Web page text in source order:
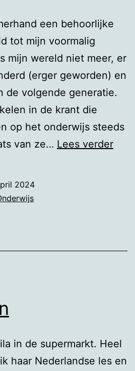
een behoorlijke
tot mijn voormalig
mijn wereld niet meer, er
(erger geworden) en
de volgende generatie.
in de krant die
op het onderwijs steeds
van ze… Lees verder
2024
in de supermarkt. Heel
haar Nederlandse les en